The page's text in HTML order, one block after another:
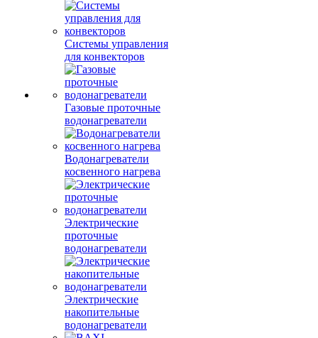
Системы управления
для конвекторов
Газовые проточные
водонагреватели
Водонагреватели
косвенного нагрева
Электрические
проточные
водонагреватели
Электрические
накопительные
водонагреватели